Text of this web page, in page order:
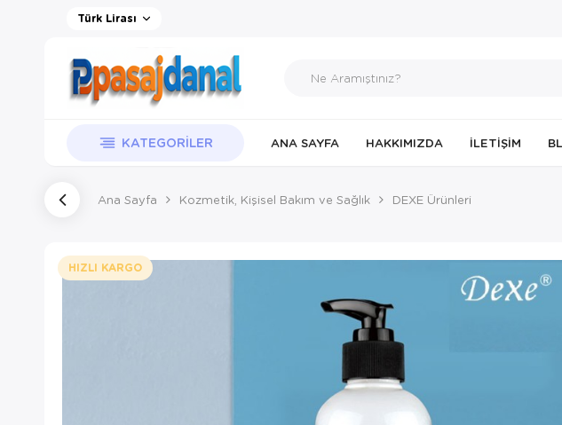
Türk Lirası
KATEGORILER ANA SAYFA HAKKIMIZDA İLETIŞIM
Ana Sayfa Kozmetik, Kişisel Bakım ve Sağlık DEXE Ürünleri
HIZLI KARGO